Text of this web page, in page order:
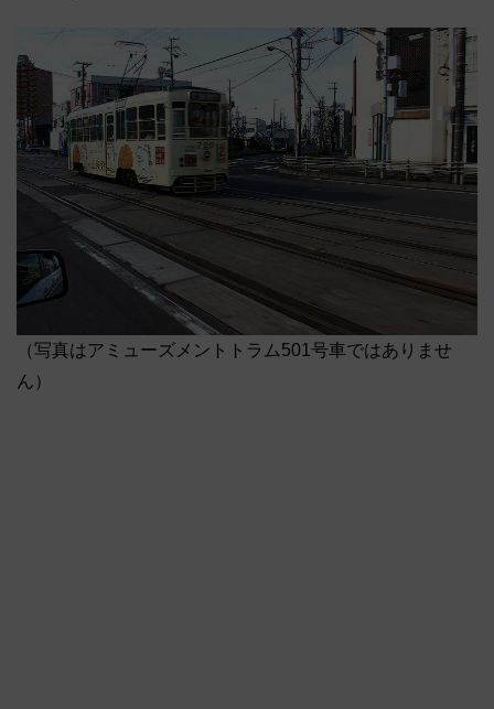
（写真はアミューズメントトラム501号車ではありませ
ん）